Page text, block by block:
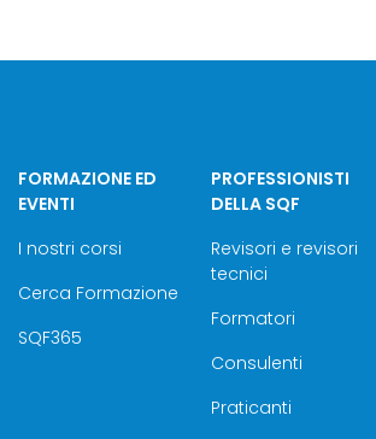
FORMAZIONE ED
EVENTI
I nostri corsi
Cerca Formazione
SQF365
PROFESSIONISTI
DELLA SQF
Revisori e revisori
tecnici
Formatori
Consulenti
Praticanti